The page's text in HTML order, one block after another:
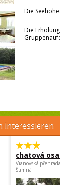
Die Seehöhe:
Die
interessieren
chatová
Vranovská
Šumná